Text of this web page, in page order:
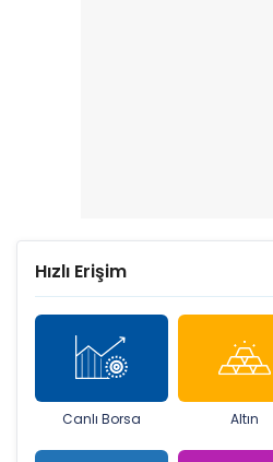
Hızlı Erişim
Canlı Borsa Altın